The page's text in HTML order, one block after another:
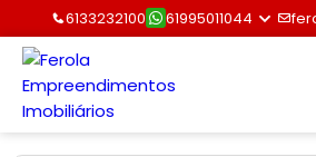
6133232100 61995011044